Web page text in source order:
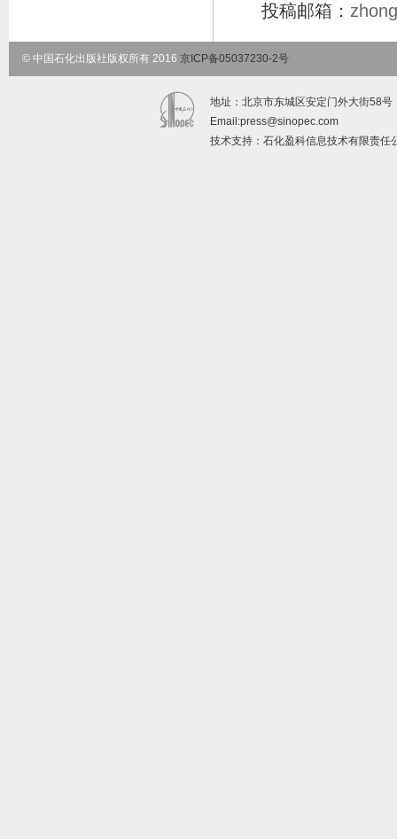
投稿邮箱：
© 中国石化出版社版权所有 2016 京ICP备05037230-2号
地址：北京市东城区安定门外大街58
Email:press@sinopec.com
技术支持：石化盈科信息技术有限责任